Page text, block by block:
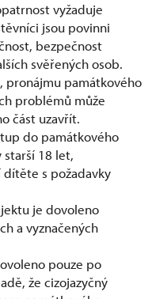
vyžaduje
jsou povinni
bezpečnost
svěřených osob.
památkového
problémů může
část uzavřít.
do památkového
18 let,
dítěte s požadavky
je dovoleno
a vyznačených
pouze po
že cizojazyčný